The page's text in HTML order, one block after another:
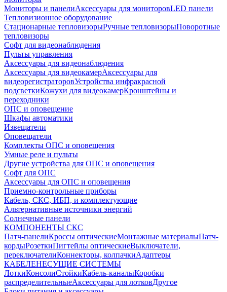
Мониторы и панелиАксессуары для мониторовLED панели
Тепловизионное оборудование
Стационарные тепловизорыРучные тепловизорыПоворотные
тепловизоры
Софт для видеонаблюдения
Пульты управления
Аксессуары для видеонаблюдения
Аксессуары для видеокамерАксессуары для
видеорегистраторовУстройства инфракрасной
подсветкиКожухи для видеокамерКронштейны и
переходники
ОПС и оповещение
Шкафы автоматики
Извещатели
Оповещатели
Комплекты ОПС и оповещения
Умные реле и пульты
Другие устройства для ОПС и оповещения
Софт для ОПС
Аксессуары для ОПС и оповещения
Приемно-контрольные приборы
Кабель, СКС, ИБП, и комплектующие
Альтернативные источники энергий
Солнечные панели
КОМПОНЕНТЫ СКС
Патч-панелиКроссы оптическиеМонтажные материалыПатч-
кордыРозеткиПигтейлы оптическиеВыключатели,
переключателиКоннекторы, колпачкиАдаптеры
КАБЕЛЕНЕСУЩИЕ СИСТЕМЫ
ЛоткиКонсолиСтойкиКабель-каналыКоробки
распределительныеАксессуары для лотковДругое